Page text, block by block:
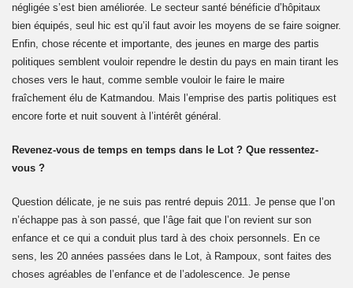
négligée s’est bien améliorée. Le secteur santé bénéficie d’hôpitaux
bien équipés, seul hic est qu’il faut avoir les moyens de se faire soigner.
Enfin, chose récente et importante, des jeunes en marge des partis
politiques semblent vouloir rependre le destin du pays en main tirant les
choses vers le haut, comme semble vouloir le faire le maire
fraîchement élu de Katmandou. Mais l’emprise des partis politiques est
encore forte et nuit souvent à l’intérêt général.
Revenez-vous de temps en temps dans le Lot ? Que ressentez-
vous ?
Question délicate, je ne suis pas rentré depuis 2011. Je pense que l’on
n’échappe pas à son passé, que l’âge fait que l’on revient sur son
enfance et ce qui a conduit plus tard à des choix personnels. En ce
sens, les 20 années passées dans le Lot, à Rampoux, sont faites des
choses agréables de l’enfance et de l’adolescence. Je pense